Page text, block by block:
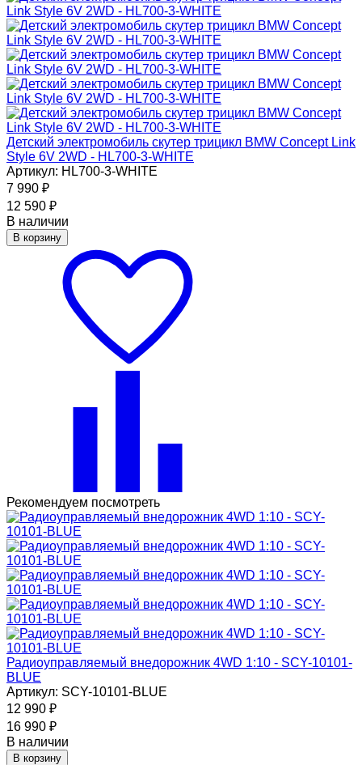
Детский электромобиль скутер трицикл BMW Concept Link
Style 6V 2WD - HL700-3-WHITE
Артикул: HL700-3-WHITE
7 990 ₽
12 590 ₽
В наличии
В корзину
Рекомендуем посмотреть
Радиоуправляемый внедорожник 4WD 1:10 - SCY-10101-
BLUE
Артикул: SCY-10101-BLUE
12 990 ₽
16 990 ₽
В наличии
В корзину